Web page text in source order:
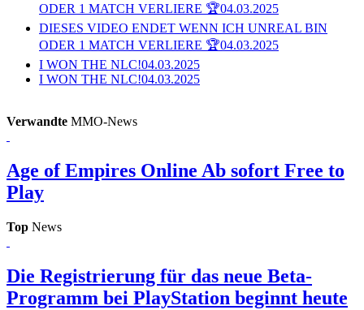
ODER 1 MATCH VERLIERE 🏆04.03.2025
DIESES VIDEO ENDET WENN ICH UNREAL BIN
ODER 1 MATCH VERLIERE 🏆04.03.2025
I WON THE NLC!04.03.2025
I WON THE NLC!04.03.2025
Verwandte MMO-News
Age of Empires Online Ab sofort Free to
Play
Top News
Die Registrierung für das neue Beta-
Programm bei PlayStation beginnt heute